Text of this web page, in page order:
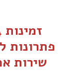
זמינות 24 שעות ביממה
פתרונות
שירות